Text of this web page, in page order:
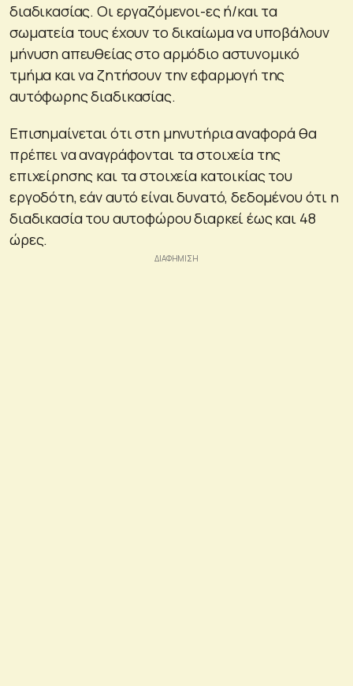
διαδικασίας. Οι εργαζόμενοι-ες ή/και τα
σωματεία τους έχουν το δικαίωμα να υποβάλουν
μήνυση απευθείας στο αρμόδιο αστυνομικό
τμήμα και να ζητήσουν την εφαρμογή της
αυτόφωρης διαδικασίας.
Επισημαίνεται ότι στη μηνυτήρια αναφορά θα
πρέπει να αναγράφονται τα στοιχεία της
επιχείρησης και τα στοιχεία κατοικίας του
εργοδότη, εάν αυτό είναι δυνατό, δεδομένου ότι η
διαδικασία του αυτοφώρου διαρκεί έως και 48
ώρες.